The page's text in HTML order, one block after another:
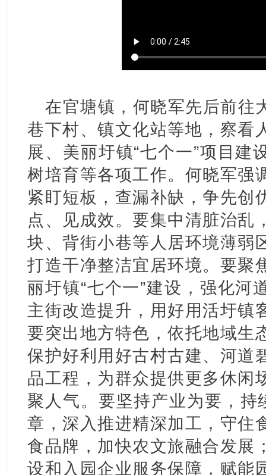
在官塘镇，何晓军先后前往
巷下村、镇文化站等地，察看
展、美丽圩镇“七个一”项目建
树培育等各项工作。何晓军强
紧盯短板，查漏补缺，争先创
点、见成效。要集中清脏治乱
块、背街小巷等人居环境薄弱
打造干净整洁宜居环境。要聚
丽圩镇“七个一”建设，强化河
主街改造提升，用好用活圩镇
要突出地方特色，依托地域生
保护好利用好古村古建、河道
品工程，为群众提供更多休闲
聚人气。要坚持产业为要，持
章，深入推进精深加工，守住
食品牌，加快农文旅融合发展
设和入园企业服务保障，赋能